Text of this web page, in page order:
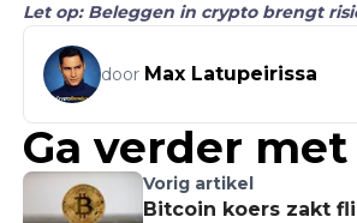
Let op: Beleggen in crypto brengt
door Max Latupeirissa
Ga verder
Vorig artikel
Bitcoin koers zakt